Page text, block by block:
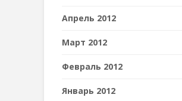
Апрель 2012
Март 2012
Февраль 2012
Январь 2012